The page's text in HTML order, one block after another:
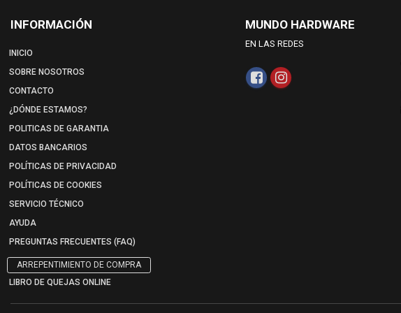
INFORMACIÓN
INICIO
SOBRE NOSOTROS
CONTACTO
¿DÓNDE ESTAMOS?
POLITICAS DE GARANTIA
DATOS BANCARIOS
POLÍTICAS DE PRIVACIDAD
POLÍTICAS DE COOKIES
SERVICIO TÉCNICO
AYUDA
PREGUNTAS FRECUENTES (FAQ)
ARREPENTIMIENTO DE COMPRA
LIBRO DE QUEJAS ONLINE
MUNDO HARDWARE
EN LAS REDES